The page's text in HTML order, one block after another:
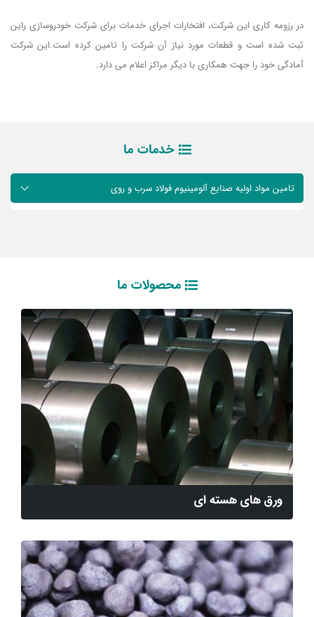
در رزومه کاری این شرکت، افتخارات اجرای خدمات برای شرکت خودروسازی راین
ثبت شده است و قطعات مورد نیاز آن شرکت را تامین کرده است.این شرکت
آمادگی خود را جهت همکاری با دیگر مراکز اعلام می دارد.
خدمات ما
تامین مواد اولیه صنایع آلومینیوم فولاد سرب و روی
محصولات ما
ورق های هسته ای